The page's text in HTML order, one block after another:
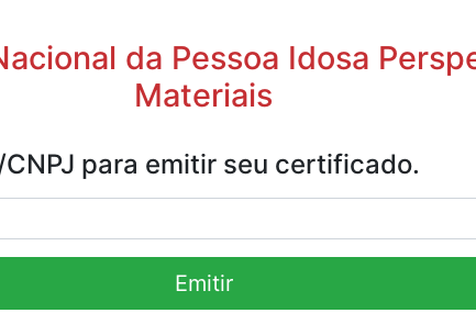
da Pessoa Idosa
Materiais
para emitir seu certificado.
Emitir